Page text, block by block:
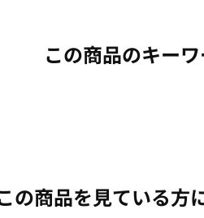
この商品のキー
の商品を見ている方